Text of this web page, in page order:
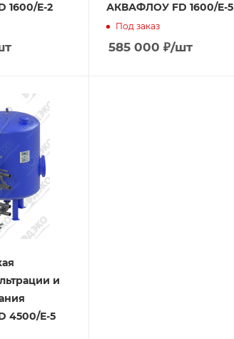
1600/E-2
АКВАФЛОУ FD 1600/E-5
Под заказ
585 000 ₽/шт
и
4500/E-5